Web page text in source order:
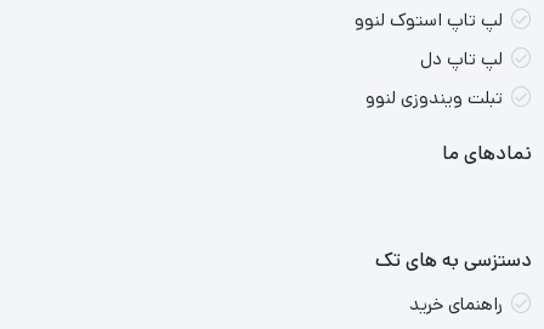
استوک و اپن باکس فعالیت دارد. برای خرید لپ تاپ می توانید با
شماره ۰۲۱۸۸۹۳۱۹۳۰
لپ تاپ استوک لنوو
لپ تاپ دل
تبلت ویندوزی لنوو
نمادهای ما
دستزسی به های تک
راهنمای خرید